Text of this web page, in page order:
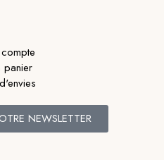
panier
NEWSLETTER